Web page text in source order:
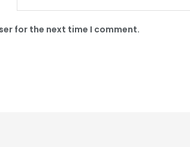
for the next time I comment.